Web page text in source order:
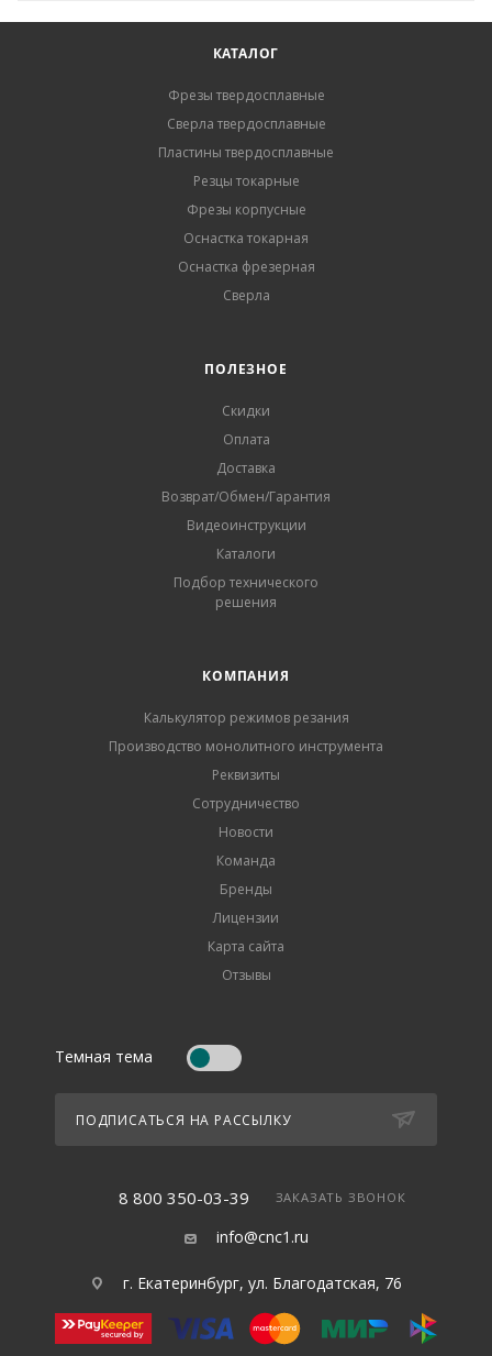
КАТАЛОГ
Фрезы твердосплавные
Сверла твердосплавные
Пластины твердосплавные
Резцы токарные
Фрезы корпусные
Оснастка токарная
Оснастка фрезерная
Сверла
ПОЛЕЗНОЕ
Скидки
Оплата
Доставка
Возврат/Обмен/Гарантия
Видеоинструкции
Каталоги
Подбор технического
решения
КОМПАНИЯ
Калькулятор режимов резания
Производство монолитного инструмента
Реквизиты
Сотрудничество
Новости
Команда
Бренды
Лицензии
Карта сайта
Отзывы
Темная тема
ПОДПИСАТЬСЯ НА РАССЫЛКУ
8 800 350-03-39 ЗАКАЗАТЬ ЗВОНОК
info@cnc1.ru
г. Екатеринбург, ул. Благодатская, 76